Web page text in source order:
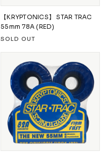
【KRYPTONICS】 STAR TRAC
55mm 78A (RED)
SOLD OUT